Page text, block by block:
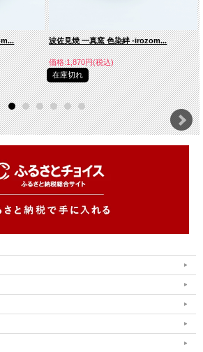
波佐見焼 一真窯 色染絆 -irozom...
価格:1,870円(税込)
在庫切れ